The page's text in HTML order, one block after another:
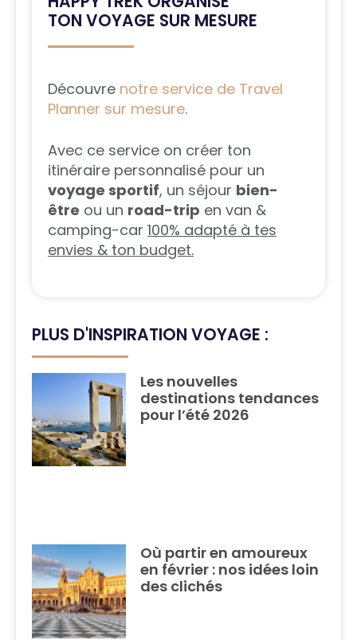
TON VOYAGE SUR MESURE
Découvre notre service de Travel
Planner sur mesure.
Avec ce service on créer ton
itinéraire personnalisé pour un
voyage sportif, un séjour bien-
être ou un road-trip en van &
camping-car 100% adapté à tes
envies & ton budget.
PLUS D'INSPIRATION VOYAGE :
Les nouvelles
destinations tendances
pour l’été 2026
Où partir en amoureux
en février : nos idées loin
des clichés